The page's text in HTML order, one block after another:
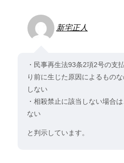
新宅正人
・民事再生法93条2項2号の支
り前に生じた原因によるもの
しない
・相殺禁止に該当しない場合
ない
と判示しています。